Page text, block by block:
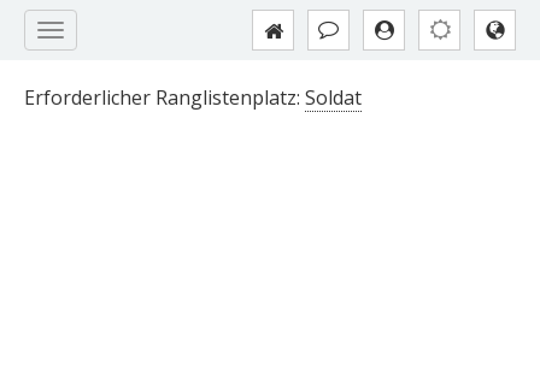
Erforderlicher Ranglistenplatz: Soldat